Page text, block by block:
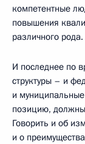
компетентные
повышения
различного рода.
И последнее по
структуры – и
и
позицию, должны
Говорить и об
и о